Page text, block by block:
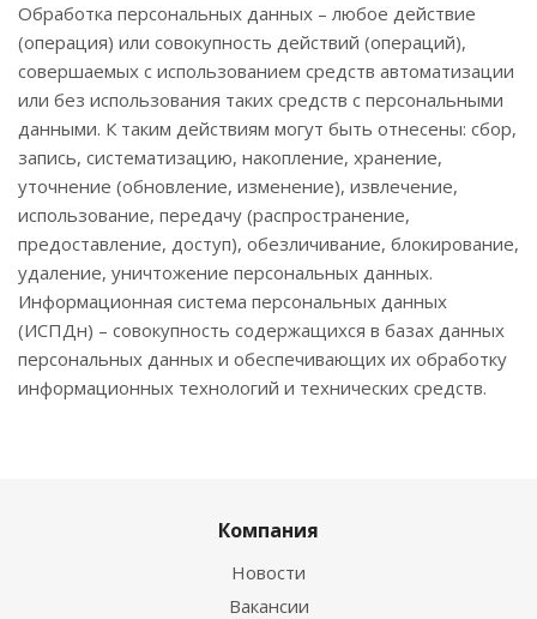
Обработка персональных данных – любое действие
(операция) или совокупность действий (операций),
совершаемых с использованием средств автоматизации
или без использования таких средств с персональными
данными. К таким действиям могут быть отнесены: сбор,
запись, систематизацию, накопление, хранение,
уточнение (обновление, изменение), извлечение,
использование, передачу (распространение,
предоставление, доступ), обезличивание, блокирование,
удаление, уничтожение персональных данных.
Информационная система персональных данных
(ИСПДн) – совокупность содержащихся в базах данных
персональных данных и обеспечивающих их обработку
информационных технологий и технических средств.
Компания
Новости
Вакансии